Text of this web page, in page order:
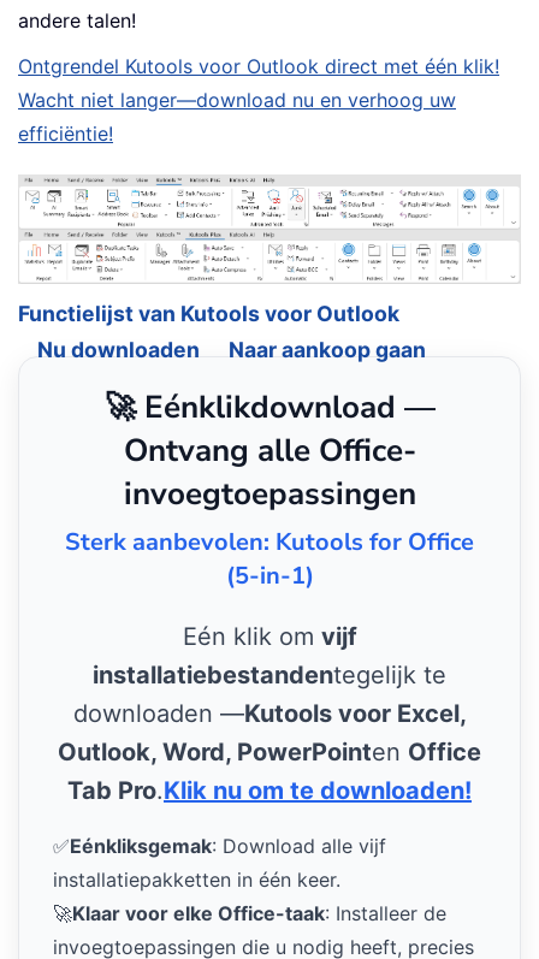
andere talen!
Ontgrendel Kutools voor Outlook direct met één klik!
Wacht niet langer—download nu en verhoog uw
efficiëntie!
Functielijst van Kutools voor Outlook
Nu downloaden
Naar aankoop gaan
🚀 Eénklikdownload —
Ontvang alle Office-
invoegtoepassingen
Sterk aanbevolen: Kutools for Office
(5-in-1)
Eén klik om vijf
installatiebestandentegelijk te
downloaden —Kutools voor Excel,
Outlook, Word, PowerPointen Office
Tab Pro.Klik nu om te downloaden!
✅Eénkliksgemak: Download alle vijf
installatiepakketten in één keer.
🚀Klaar voor elke Office-taak: Installeer de
invoegtoepassingen die u nodig heeft, precies